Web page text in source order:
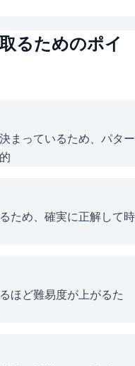
るためのポイ
まっているため、パター
ため、確実に正解して時
ほど難易度が上がるた